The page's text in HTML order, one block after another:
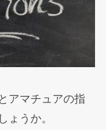
アマチュアの指
ょうか。